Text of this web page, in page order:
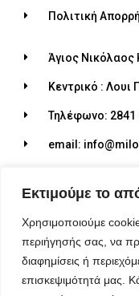
Εκτιμούμε το
Χρησιμοποιούμε
περιήγησής σας, να
διαφημίσεις ή
επισκεψιμότητά μας.
Πολιτική
Άγιος Νικόλαος
Κεντρικό : Λουι
Τηλέφωνο: 2841
email:
©